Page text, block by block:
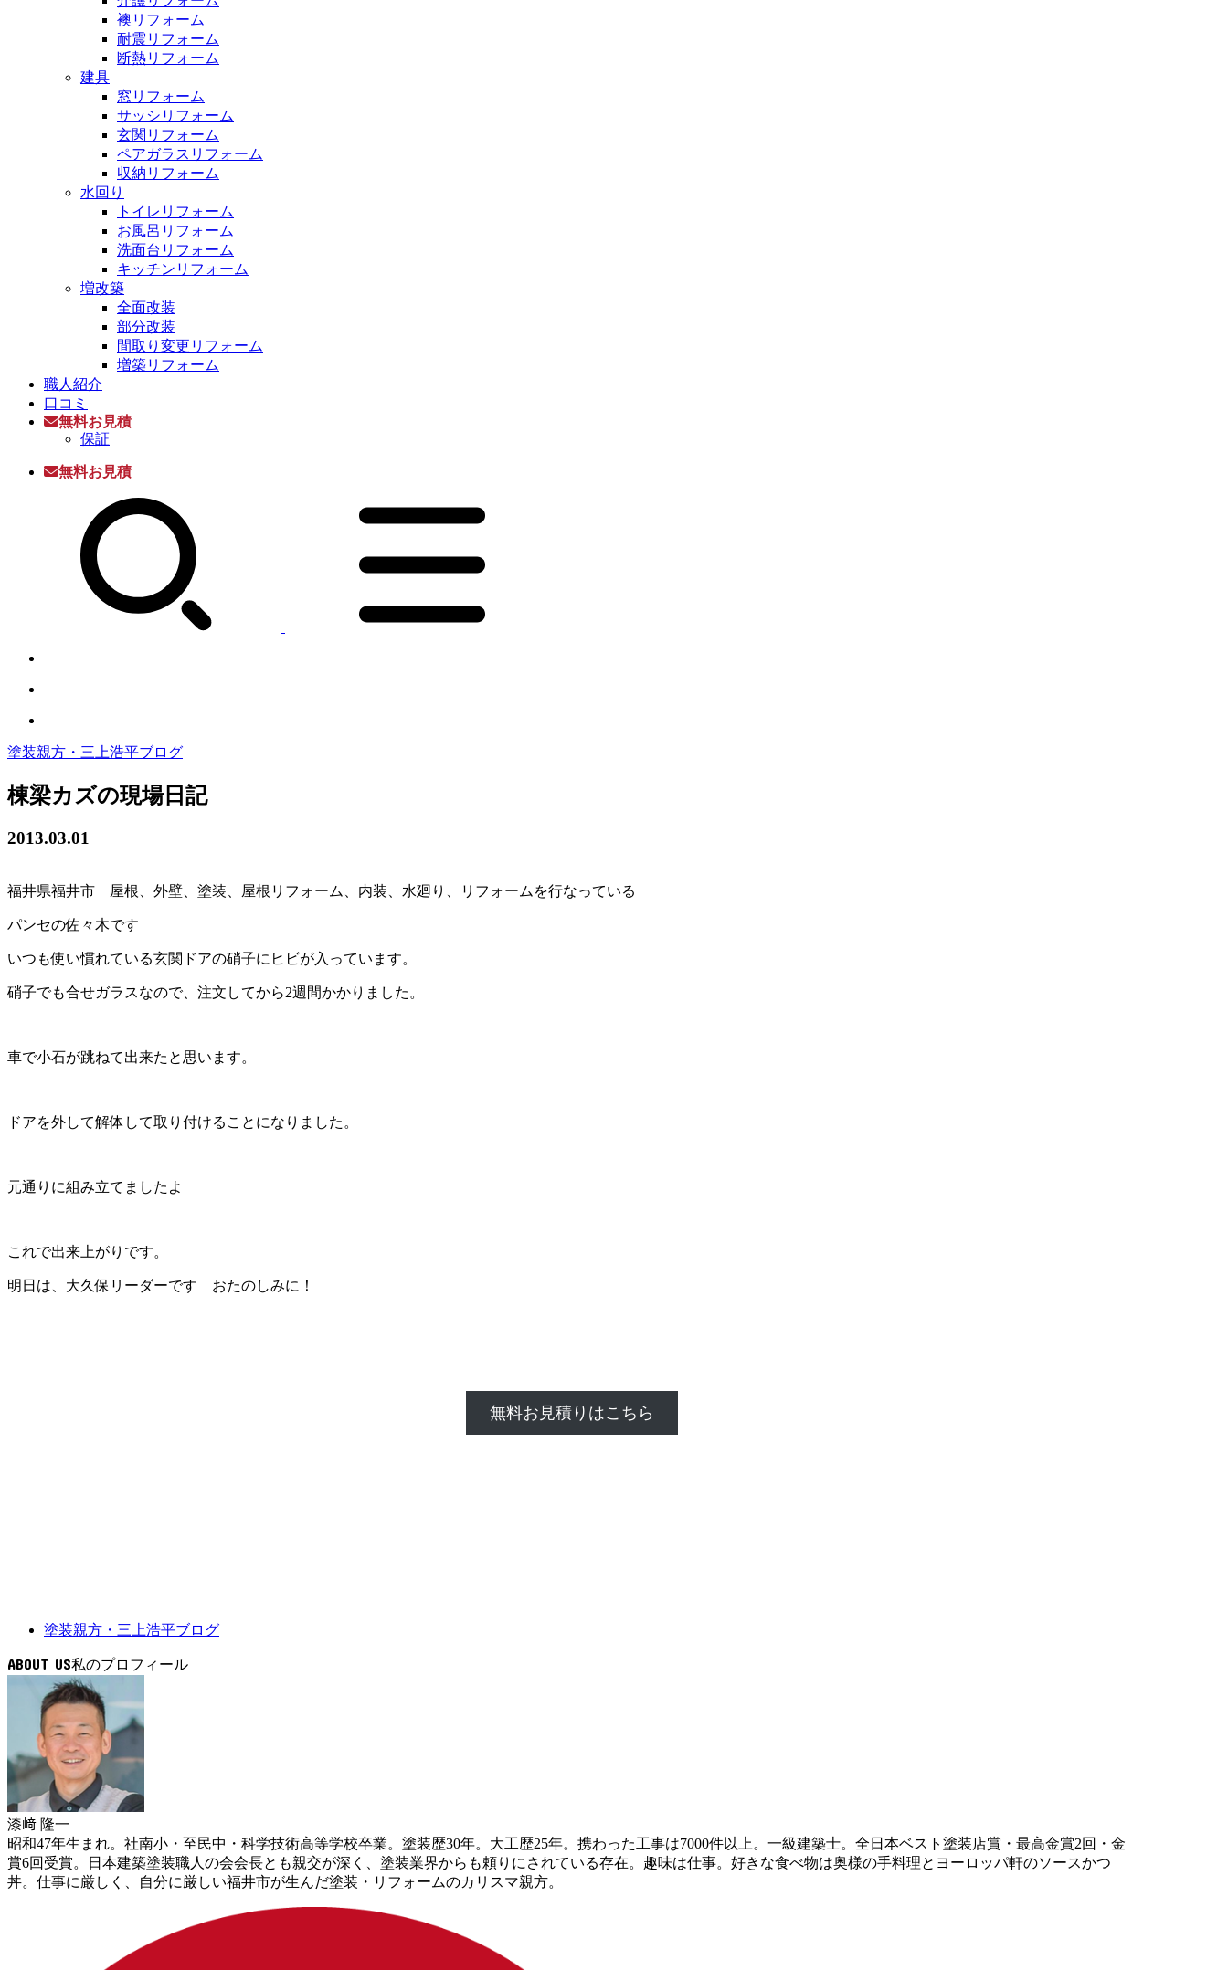
襖リフォーム
耐震リフォーム
断熱リフォーム
建具
窓リフォーム
サッシリフォーム
玄関リフォーム
ペアガラスリフォーム
収納リフォーム
水回り
トイレリフォーム
お風呂リフォーム
洗面台リフォーム
キッチンリフォーム
増改築
全面改装
部分改装
間取り変更リフォーム
増築リフォーム
職人紹介
口コミ
無料お見積
保証
無料お見積
塗装親方・三上浩平ブログ
棟梁カズの現場日記
2013.03.01
福井県福井市 屋根、外壁、塗装、屋根リフォーム、内装、水廻り、リフォームを行なっている
パンセの佐々木です
いつも使い慣れている玄関ドアの硝子にヒビが入っています。
硝子でも合せガラスなので、注文してから2週間かかりました。
車で小石が跳ねて出来たと思います。
ドアを外して解体して取り付けることになりました。
元通りに組み立てましたよ
これで出来上がりです。
明日は、大久保リーダーです おたのしみに！
無料お見積りはこちら
塗装親方・三上浩平ブログ
ABOUT US
漆﨑 隆一
昭和47年生まれ。社南小・至民中・科学技術高等学校卒業。塗装歴30年。大工歴25年。携わった工事は7000件以上。一級建築士。全日本ベスト塗装店賞・最高金賞2回・金
賞6回受賞。日本建築塗装職人の会会長とも親交が深く、塗装業界からも頼りにされている存在。趣味は仕事。好きな食べ物は奥様の手料理とヨーロッパ軒のソースかつ
丼。仕事に厳しく、自分に厳しい福井市が生んだ塗装・リフォームのカリスマ親方。